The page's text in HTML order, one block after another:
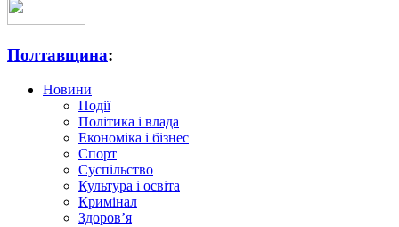
Полтавщина:
Новини
Події
Політика і влада
Економіка і бізнес
Спорт
Суспільство
Культура і освіта
Кримінал
Здоров’я